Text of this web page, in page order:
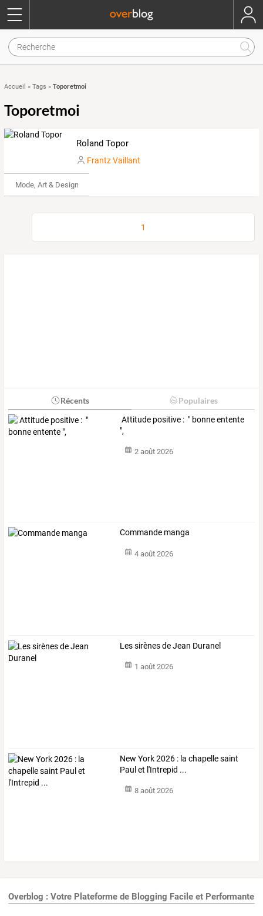
Accueil » Tags » Toporetmoi
Toporetmoi
Roland Topor
Frantz Vaillant
Mode, Art & Design
1
Récents Populaires
Attitude positive : " bonne entente
",
2 août 2026
Commande manga
4 août 2026
Les sirènes de Jean Duranel
1 août 2026
New York 2026 : la chapelle saint
Paul et l'Intrepid ...
8 août 2026
Overblog : Votre Plateforme de Blogging Facile et Performante